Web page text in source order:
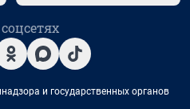
и государственных органов